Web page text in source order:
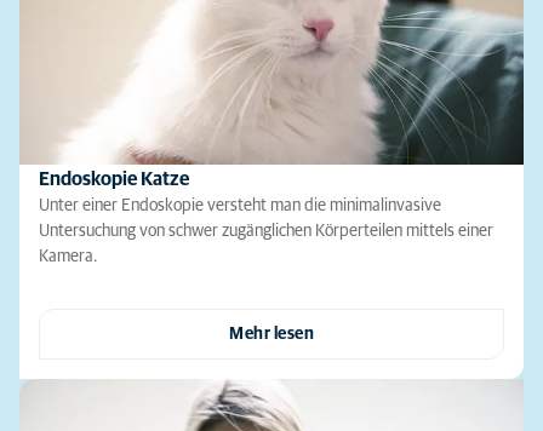
Endoskopie Katze
Unter einer Endoskopie versteht man die minimalinvasive
Untersuchung von schwer zugänglichen Körperteilen mittels einer
Kamera.
Mehr lesen